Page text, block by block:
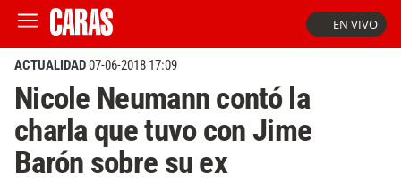
EN VIVO
ACTUALIDAD07-06-2018 17:09
Nicole Neumann contó la
charla que tuvo con Jime
Barón sobre su ex